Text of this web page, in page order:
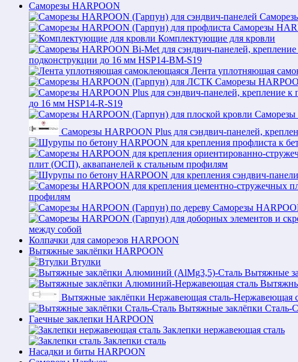
Саморезы HARPOON
Саморезы
Комплектующие для кровли
подконструкции до 16 мм HSP14-BM-S19
Лента уплотняющая
Саморезы
до 16 мм HSP14-R-S19
Саморезы
Саморезы HARPOON Plus для сэндвич-панелей,
плит (ОСП), аквапанелей к стальным профилям
профилям
Саморезы
между собой
Колпачки для саморезов HARPOON
Вытяжные заклёпки HARPOON
Втулки
Вытяжные
Вытяжные заклёпки Нержавеющая сталь-Нержавеющая
Вытяжные заклёпки Сталь-
Гаечные заклепки HARPOON
Заклепки нержавеющая сталь
Заклепки сталь
Насадки и биты HARPOON